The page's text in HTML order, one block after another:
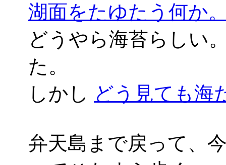
湖面をたゆたう何か
どうやら海苔らしい
た。
しかし どう見ても海
弁天島まで戻って、